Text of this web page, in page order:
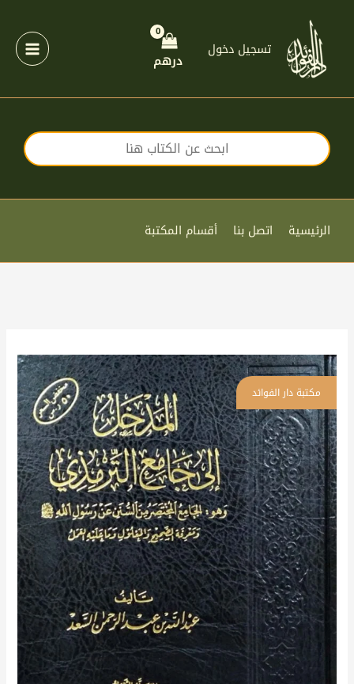
المحتوى
تسجيل دخول
درهم
الرئيسية اتصل بنا أقسام المكتبة